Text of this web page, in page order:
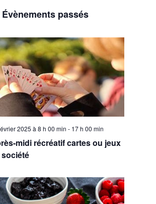
passés
2025 à 8 h 00 min - 17 h 00 min
midi récréatif cartes ou jeux